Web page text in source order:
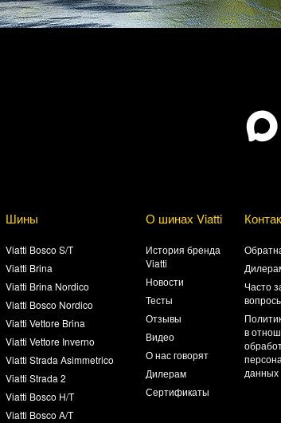
Шины
Viatti Bosco S/T
Viatti Brina
Viatti Brina Nordico
Viatti Bosco Nordico
Viatti Vettore Brina
Viatti Vettore Inverno
Viatti Strada Asimmetrico
Viatti Strada 2
Viatti Bosco H/T
Viatti Bosco A/T
О шинах Viatti
История бренда
Viatti
Новости
Тесты
Отзывы
Видео
О нас говорят
Дилерам
Сертификаты
Часто
в
данных